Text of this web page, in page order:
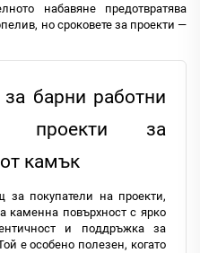
набавяне предотвратява
но сроковете за проекти —
барни работни
проекти за
камък
за покупатели на проекти,
каменна повърхност с ярко
и поддръжка за
е особено полезен, когато